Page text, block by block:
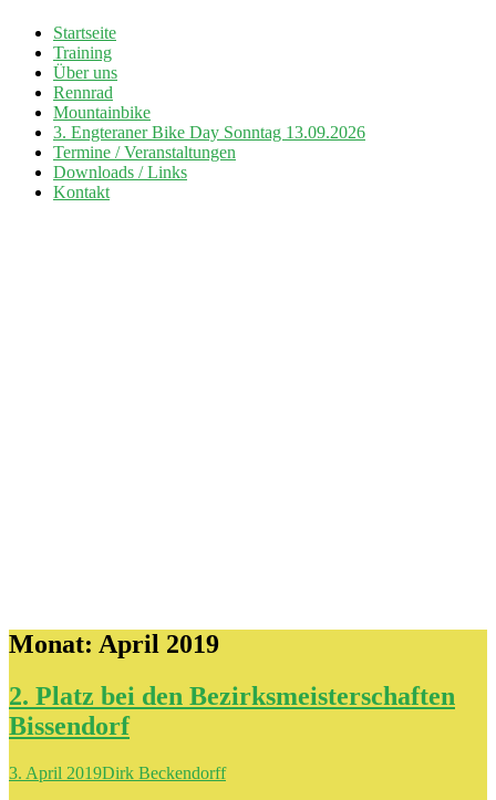
Zum
Inhalt
springen
Radsport TuS Engter
Startseite
Training
Über uns
Rennrad
Mountainbike
3. Engteraner Bike Day Sonntag 13.09.2026
Termine / Veranstaltungen
Downloads / Links
Kontakt
Monat: April 2019
2. Platz bei den Bezirksmeisterschaften
Bissendorf
3. April 2019Dirk Beckendorff